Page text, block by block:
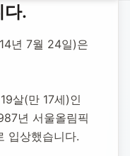
수
5,606명 방문
다.
년 7월 24일)은
살(만 17세)인
년 서울올림픽
입상했습니다.